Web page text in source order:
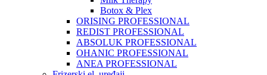
Botox & Plex
ORISING PROFESSIONAL
REDIST PROFESSIONAL
ABSOLUK PROFESSIONAL
OHANIC PROFESSIONAL
ANEA PROFESSIONAL